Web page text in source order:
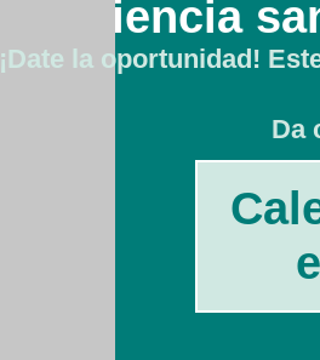
experiencia
¡Date la oportunidad!
Da